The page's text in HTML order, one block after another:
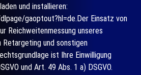
und installieren:
gaoptout?hl=de.Der Einsatz von
Reichweitenmessung unseres
und sonstigen
ist Ihre Einwilligung
und Art. 49 Abs. 1 a) DSGVO.